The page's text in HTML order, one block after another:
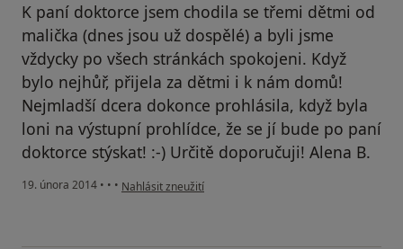
K paní doktorce jsem chodila se třemi dětmi od
malička (dnes jsou už dospělé) a byli jsme
vždycky po všech stránkách spokojeni. Když
bylo nejhůř, přijela za dětmi i k nám domů!
Nejmladší dcera dokonce prohlásila, když byla
loni na výstupní prohlídce, že se jí bude po paní
doktorce stýskat! :-) Určitě doporučuji! Alena B.
19. února 2014 • • • podle názoru uživatele Váš účet byl odstraněn
Nahlásit zneužití